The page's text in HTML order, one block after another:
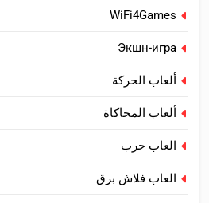
WiFi4Games
Экшн-игра
ألعاب الحركة
ألعاب المحاكاة
العاب حرب
العاب فلاش برق